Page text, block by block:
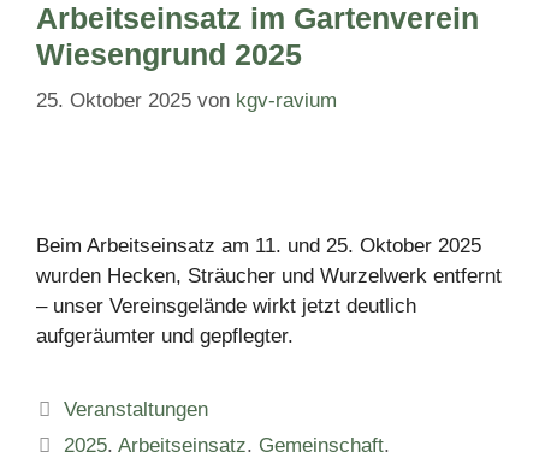
Arbeitseinsatz im Gartenverein
Wiesengrund 2025
25. Oktober 2025 von kgv-ravium
Beim Arbeitseinsatz am 11. und 25. Oktober 2025
wurden Hecken, Sträucher und Wurzelwerk entfernt
– unser Vereinsgelände wirkt jetzt deutlich
aufgeräumter und gepflegter.
Kategorien
Veranstaltungen
Schlagwörter
2025,Arbeitseinsatz, Gemeinschaft,